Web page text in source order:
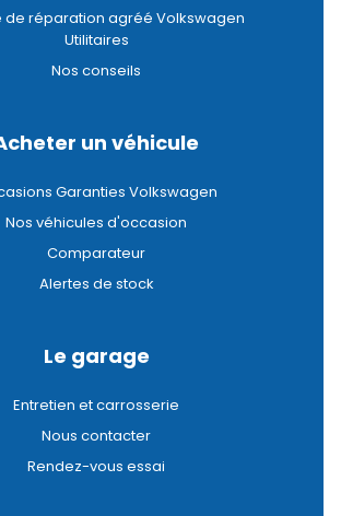
de réparation agréé Volkswagen
Utilitaires
Nos conseils
un véhicule
Garanties Volkswagen
Nos véhicules d'occasion
Comparateur
Alertes de stock
Le garage
Entretien et carrosserie
Nous contacter
Rendez-vous essai